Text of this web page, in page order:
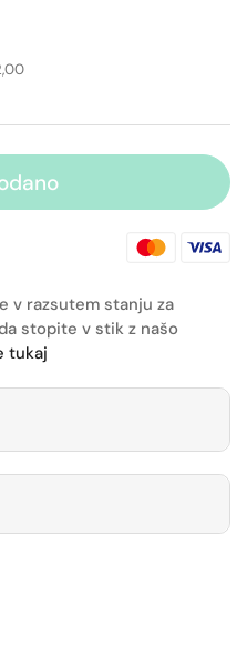
v razsutem stanju za
stopite v stik z našo
tukaj